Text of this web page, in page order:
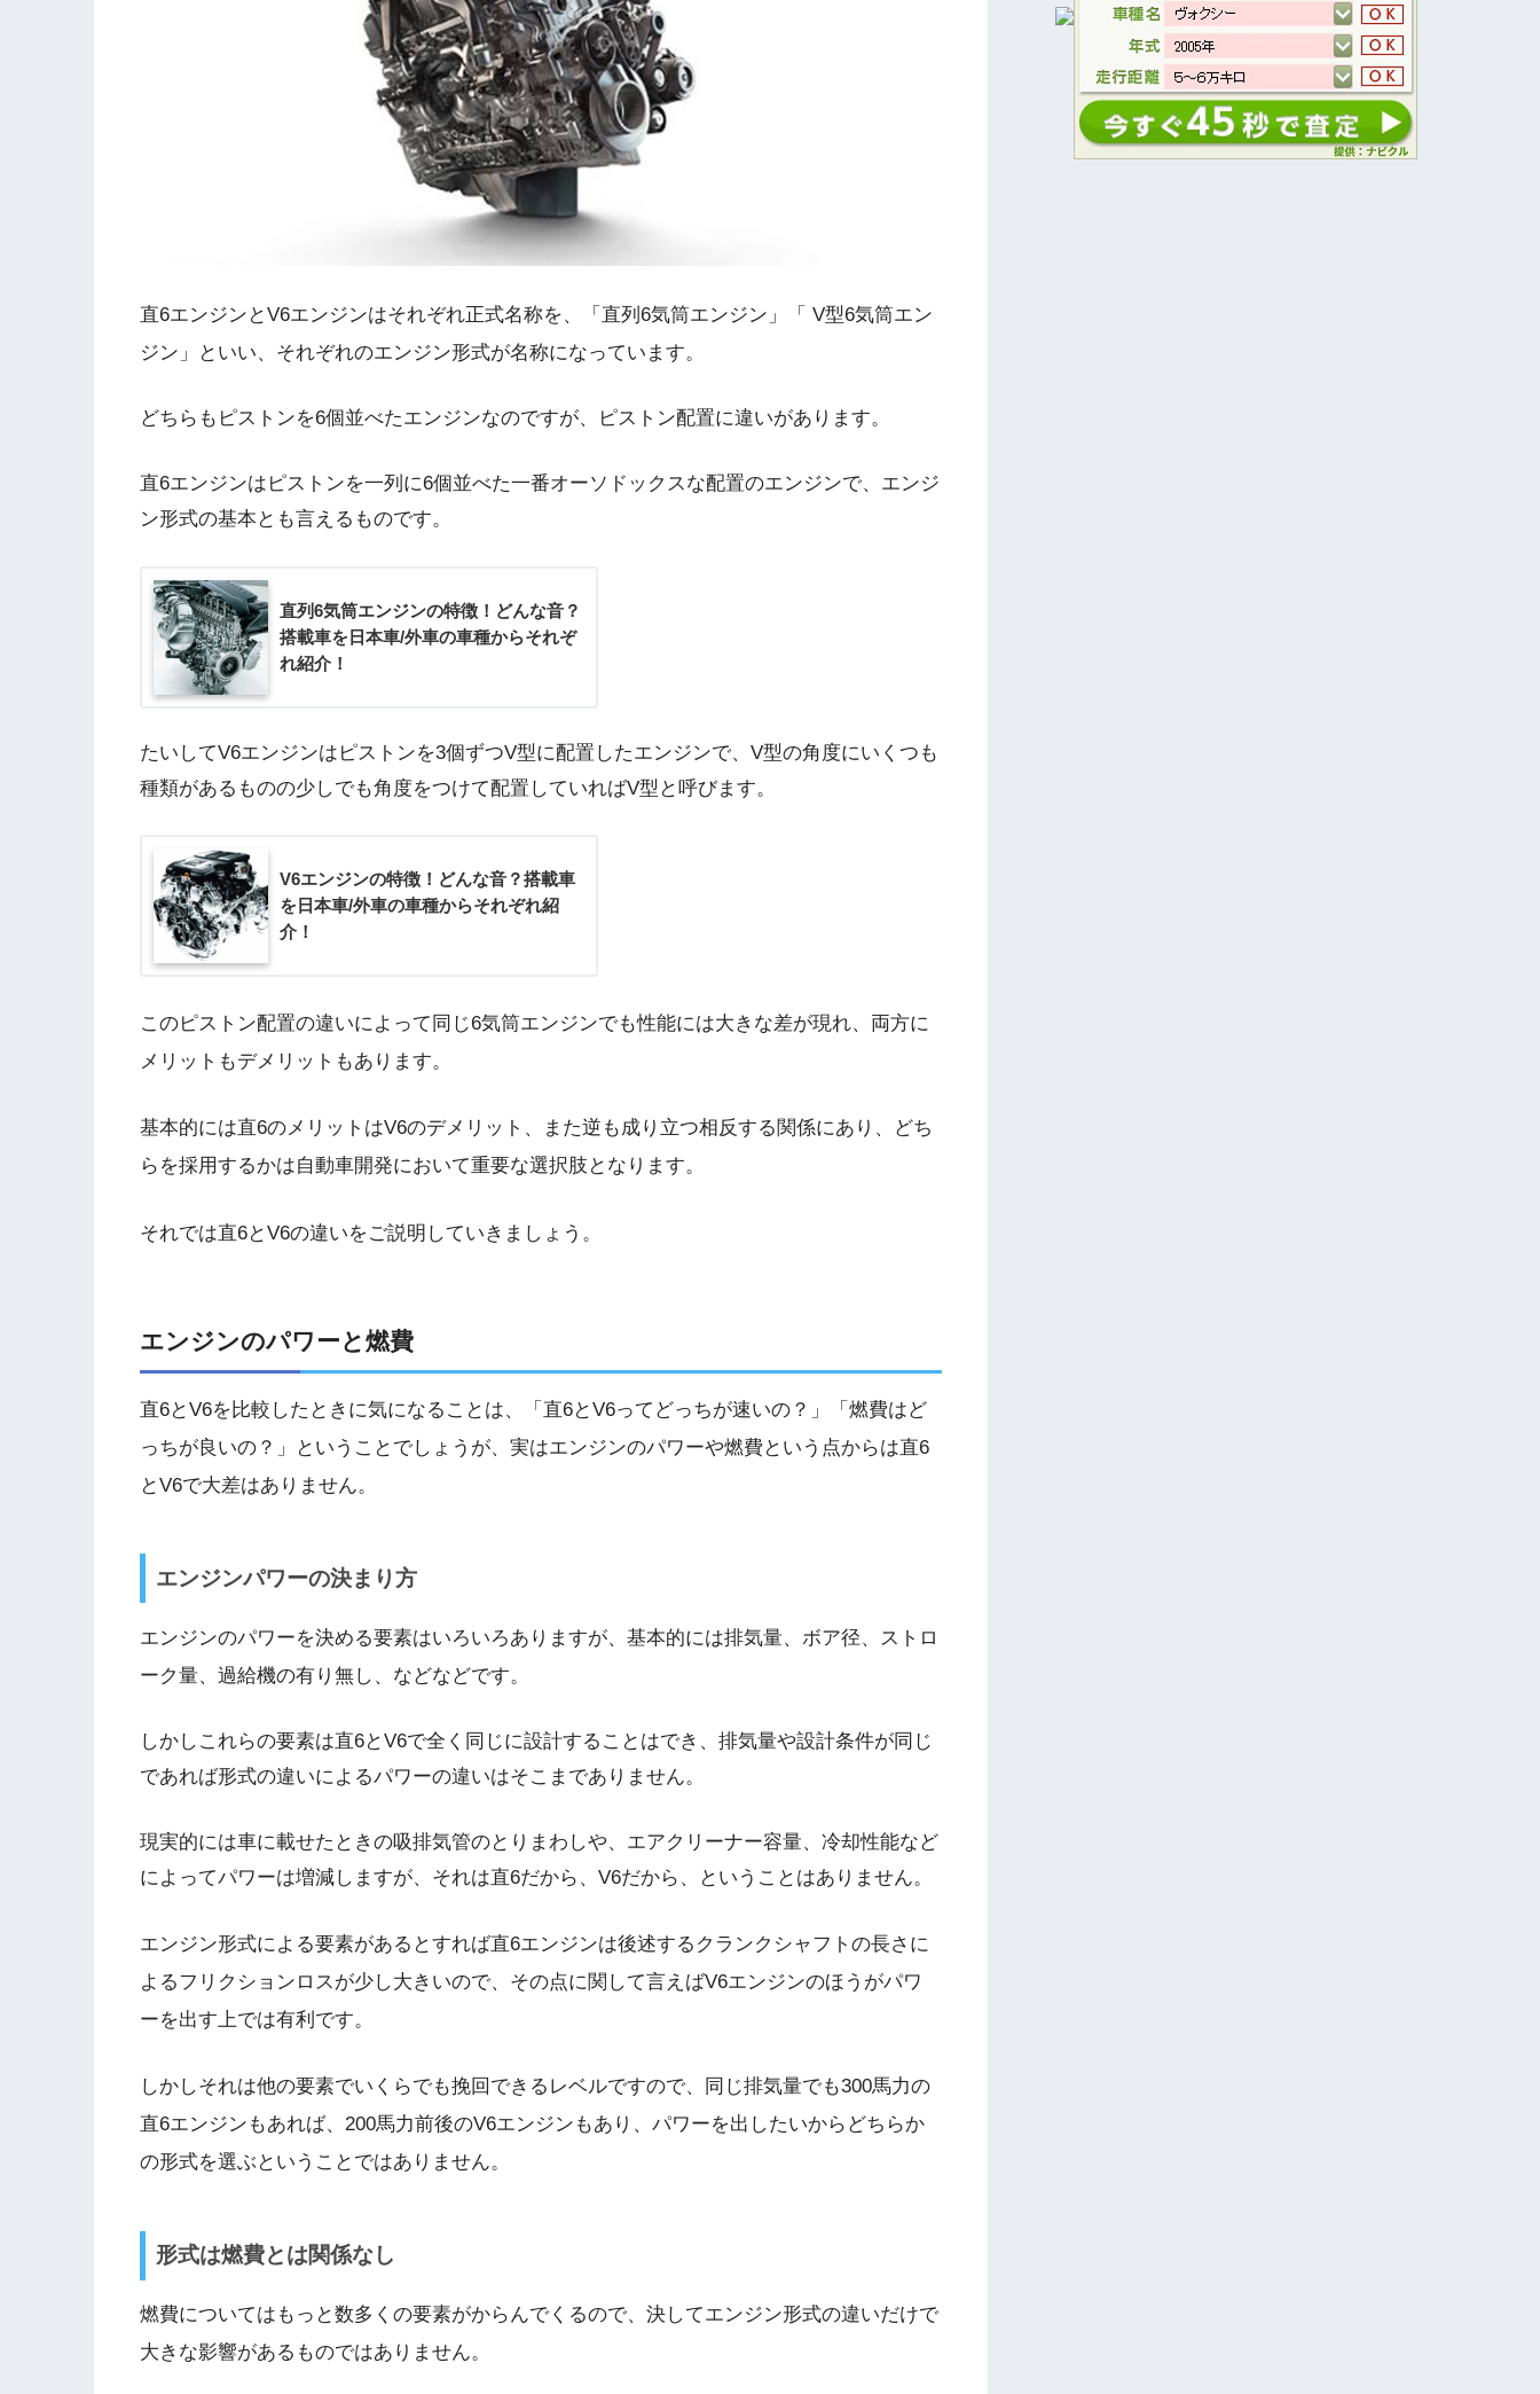
直6エンジンとV6エンジンはそれぞれ正式名称を、「直列6気筒エンジン」「 V型6気筒エン
ジン」といい、それぞれのエンジン形式が名称になっています。
どちらもピストンを6個並べたエンジンなのですが、ピストン配置に違いがあります。
直6エンジンはピストンを一列に6個並べた一番オーソドックスな配置のエンジンで、エンジ
ン形式の基本とも言えるものです。
直列6気筒エンジンの特徴！どんな音？
搭載車を日本車/外車の車種からそれぞ
れ紹介！
たいしてV6エンジンはピストンを3個ずつV型に配置したエンジンで、V型の角度にいくつも
種類があるものの少しでも角度をつけて配置していればV型と呼びます。
V6エンジンの特徴！どんな音？搭載車
を日本車/外車の車種からそれぞれ紹
介！
このピストン配置の違いによって同じ6気筒エンジンでも性能には大きな差が現れ、両方に
メリットもデメリットもあります。
基本的には直6のメリットはV6のデメリット、また逆も成り立つ相反する関係にあり、どち
らを採用するかは自動車開発において重要な選択肢となります。
それでは直6とV6の違いをご説明していきましょう。
エンジンのパワーと燃費
直6とV6を比較したときに気になることは、「直6とV6ってどっちが速いの？」「燃費はど
っちが良いの？」ということでしょうが、実はエンジンのパワーや燃費という点からは直6
とV6で大差はありません。
エンジンパワーの決まり方
エンジンのパワーを決める要素はいろいろありますが、基本的には排気量、ボア径、ストロ
ーク量、過給機の有り無し、などなどです。
しかしこれらの要素は直6とV6で全く同じに設計することはでき、排気量や設計条件が同じ
であれば形式の違いによるパワーの違いはそこまでありません。
現実的には車に載せたときの吸排気管のとりまわしや、エアクリーナー容量、冷却性能など
によってパワーは増減しますが、それは直6だから、V6だから、ということはありません。
エンジン形式による要素があるとすれば直6エンジンは後述するクランクシャフトの長さに
よるフリクションロスが少し大きいので、その点に関して言えばV6エンジンのほうがパワ
ーを出す上では有利です。
しかしそれは他の要素でいくらでも挽回できるレベルですので、同じ排気量でも300馬力の
直6エンジンもあれば、200馬力前後のV6エンジンもあり、パワーを出したいからどちらか
の形式を選ぶということではありません。
形式は燃費とは関係なし
燃費についてはもっと数多くの要素がからんでくるので、決してエンジン形式の違いだけで
大きな影響があるものではありません。